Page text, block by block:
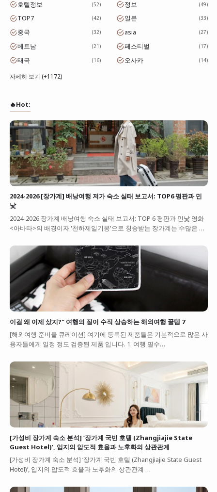
호텔정보 52 정보 49
TOP7 42 일본 33
중국 32 asia 27
베트남 21 페스티벌 17
태국 16 오사카 14
자세히 보기 (+1172)
🔥Hot:
2024-2026 [장가계] 배낭여행 저가 숙소 실태 보고서: TOP6 평판과 민
낯
2024-2026 장가계 배낭여행 숙소 실태 보고서: TOP 6 평판과 민낯 영화
<아바타>의 배경이자 '천하제일기봉'으로 칭송받는 장가계는 수많은 …
이걸 왜 이제 샀지?" 여행의 질이 수직 상승하는 해외여행 꿀템 7
[해외여행 준비물 큐레이션] 여기에 등록된 제품들은 기본적으로 많은 사
용자들에게 일정 정도 검증된 제품 입니다. 1. 여행 필수…
[가성비 장가계 숙소 분석] ‘장가계 국빈 호텔 (Zhangjiajie State
Guest Hotel)’, 입지의 압도적 효율과 노후화의 상관관계
[가성비 장가계 숙소 분석] ‘장가계 국빈 호텔 (Zhangjiajie State Guest
Hotel)’, 입지의 압도적 효율과 노후화의 상관관계 …